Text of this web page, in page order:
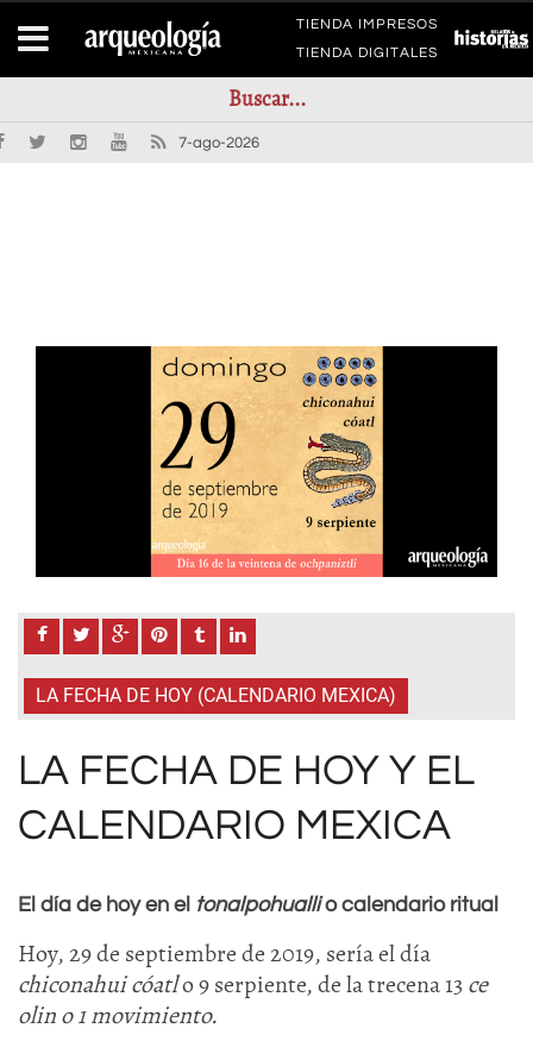
TIENDA IMPRESOS
TIENDA DIGITALES
7-ago-2026
LA FECHA DE HOY (CALENDARIO MEXICA)
LA FECHA DE HOY Y EL
CALENDARIO MEXICA
El día de hoy en el tonalpohuallio calendario ritual
Hoy, 29 de septiembre de 2019, sería el día
chiconahui cóatlo 9 serpiente, de la trecena 13ce
olin o 1 movimiento.